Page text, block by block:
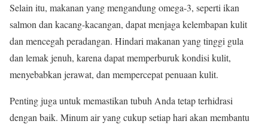
Selain itu, makanan yang mengandung omega-3, seperti ikan
salmon dan kacang-kacangan, dapat menjaga kelembapan kulit
dan mencegah peradangan. Hindari makanan yang tinggi gula
dan lemak jenuh, karena dapat memperburuk kondisi kulit,
menyebabkan jerawat, dan mempercepat penuaan kulit.
Penting juga untuk memastikan tubuh Anda tetap terhidrasi
dengan baik. Minum air yang cukup setiap hari akan membantu